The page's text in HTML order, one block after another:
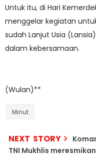
Untuk itu, di Hari
menggelar kegiatan
sudah Lanjut Usia
dalam kebersamaan.
(Wulan)**
Minut
NEXT STORY
TNI Mukhlis